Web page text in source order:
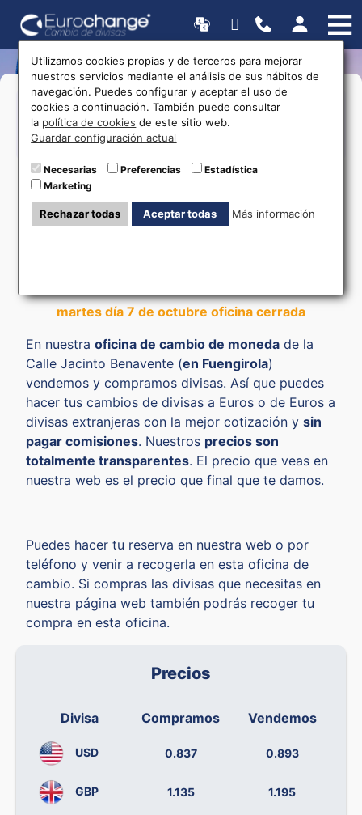
Horarios >Lunes a Viernes:17:00 a 20:00
615 403 877
Cambio de moneda
martes día 7 de octubre oficina cerrada
En nuestra oficina de cambio de moneda de la
Calle Jacinto Benavente (en Fuengirola)
vendemos y compramos divisas. Así que puedes
hacer tus cambios de divisas a Euros o de Euros a
divisas extranjeras con la mejor cotización y sin
pagar comisiones. Nuestros precios son
totalmente transparentes. El precio que veas en
nuestra web es el precio que final que te damos.
Puedes hacer tu reserva en nuestra web o por
teléfono y venir a recogerla en esta oficina de
cambio. Si compras las divisas que necesitas en
nuestra página web también podrás recoger tu
compra en esta oficina.
Precios
Divisa Compramos Vendemos
USD 0.837 0.893
GBP 1.135 1.195
Utilizamos cookies propias y de terceros para mejorar
nuestros servicios mediante el análisis de sus hábitos de
navegación. Puedes configurar y aceptar el uso de
cookies a continuación. También puede consultar
la política de cookies de este sitio web.
Guardar configuración actual
Necesarias Preferencias
Estadística
Marketing
Rechazar todas Aceptar todas Más información